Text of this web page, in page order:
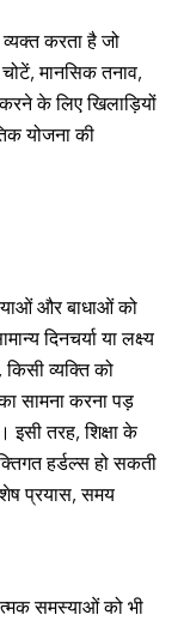
करता है जो
मानसिक तनाव,
करने के लिए खिलाड़ियों
योजना की
और बाधाओं को
दिनचर्या या लक्ष्य
व्यक्ति को
सामना करना पड़
इसी तरह, शिक्षा के
हर्डल्स हो सकती
प्रयास, समय
समस्याओं को भी